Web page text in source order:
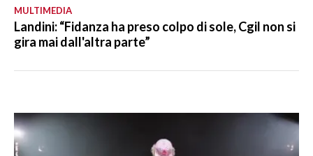
MULTIMEDIA
Landini: “Fidanza ha preso colpo di sole, Cgil non si
gira mai dall'altra parte”